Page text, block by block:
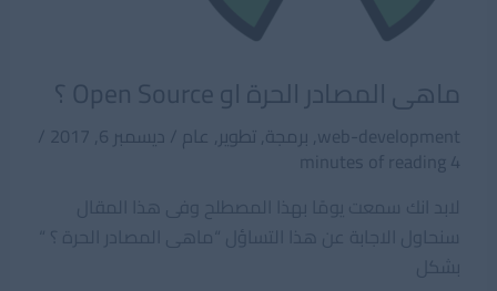
ماهى المصادر الحرة او Open Source ؟
web-development
, برمجة,تطوير, عام / ديسمبر 6, 2017 /
4 minutes of reading